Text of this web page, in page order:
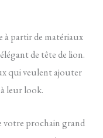
à partir de matériaux
de tête de lion.
qui veulent ajouter
leur look.
votre prochain grand